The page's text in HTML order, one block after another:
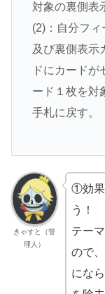
対象の裏側表
(2)：自分フ
及び裏側表示
ドにカード
ード１枚を対
手札に戻す。
きゃすと（管
理人）
①効果
う！
テー
ので
にな